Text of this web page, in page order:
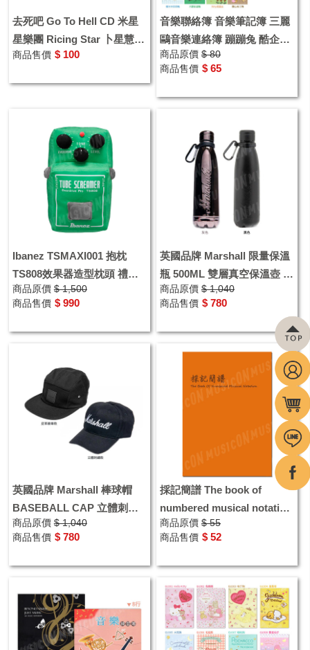
去死吧 Go To Hell CD 米星
星樂團 Ricing Star 卜星慧
Emily Pu
商品售價 $ 100
音樂聯絡簿 音樂筆記簿 三麗
鷗音樂連絡簿 蹦蹦兔 酷企鵝
大眼娃 彼安諾 貝克鴨 美樂蒂
KITTY 布丁狗
商品原價 $ 80
商品售價 $ 65
Ibanez TSMAXI001 抱枕
TS808效果器造型枕頭 禮品
周邊 交換禮物
商品原價 $ 1,500
商品售價 $ 990
英國品牌 Marshall 限量保溫
瓶 500ML 雙層真空保溫壺 冷
熱皆可用 保溫水壺 交換禮物
商品原價 $ 1,040
商品售價 $ 780
英國品牌 Marshall 棒球帽
BASEBALL CAP 立體刺繡
皮革LOGO
商品原價 $ 1,040
商品售價 $ 780
採記簡譜 The book of
numbered musical notation
空白譜 簡譜 筆記本
商品原價 $ 55
商品售價 $ 52